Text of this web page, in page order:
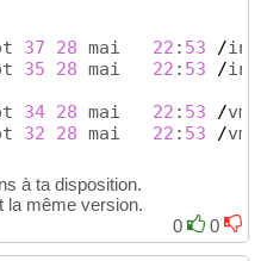
amd64 #1 SMP
37 28 mai 22 : 53 /
35 28 mai 22 : 53 /
34 28 mai 22 : 53 /
32 28 mai 22 : 53 /
à ta disposition.
la même version.
0
0